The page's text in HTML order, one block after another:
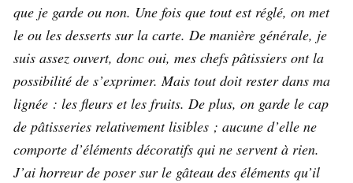
que je garde ou non. Une fois que tout est réglé, on met
le ou les desserts sur la carte. De manière générale, je
suis assez ouvert, donc oui, mes chefs pâtissiers ont la
possibilité de s’exprimer. Mais tout doit rester dans ma
lignée : les fleurs et les fruits. De plus, on garde le cap
de pâtisseries relativement lisibles ; aucune d’elle ne
comporte d’éléments décoratifs qui ne servent à rien.
J’ai horreur de poser sur le gâteau des éléments qu’il